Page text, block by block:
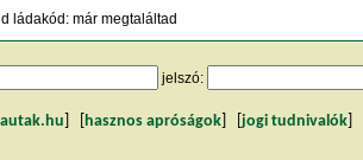
ládakód: már megtaláltad
jelszó:
hasznos apróságok jogi tudnivalók